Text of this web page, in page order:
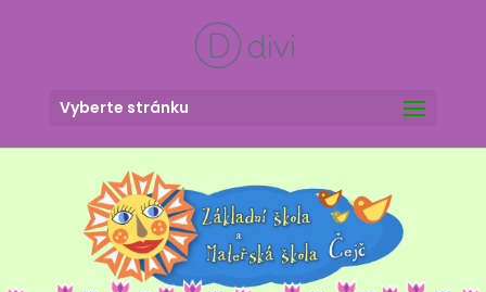
Vyberte stránku